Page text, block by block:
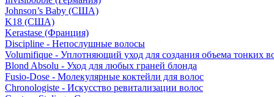
Johnson’s Baby (США)
K18 (США)
Kerastase (Франция)
Discipline - Непослушные волосы
Volumifique - Уплотняющий уход для создания объема тонких
Blond Absolu - Уход для любых граней блонда
Fusio-Dose - Молекулярные коктейли для волос
Chronologiste - Искусство ревитализации волос